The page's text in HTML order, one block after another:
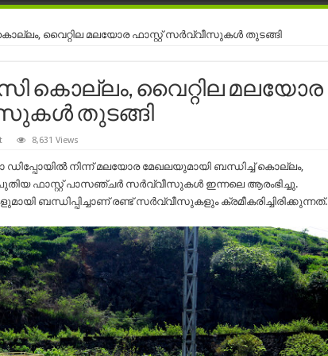
വൈറ്റില മലയോര ഫാസ്റ്റ് സർവ്വീസുകൾ തുടങ്ങി
കൊല്ലം, വൈറ്റില മലയോര
തുടങ്ങി
8,631 Views
ഡിപ്പോയിൽ നിന്ന് മലയോര മേഖലയുമായി ബന്ധിച്ച് കൊല്ലം,
പുതിയ ഫാസ്റ്റ് പാസഞ്ചർ സർവ്വീസുകൾ ഇന്നലെ ആരംഭിച്ചു.
ബന്ധിപ്പിച്ചാണ് രണ്ട് സർവ്വീസുകളും ക്രമീകരിച്ചിരിക്കുന്നത്.